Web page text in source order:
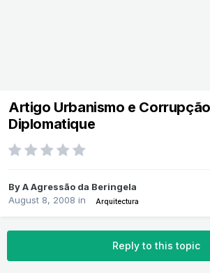
Artigo Urbanismo e
Diplomatique
ByA Agressão da Beringela
August 8, 2008 in Arquitectura
Reply to this topic